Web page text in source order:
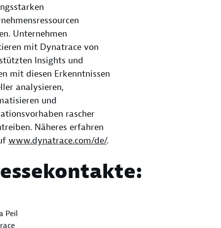
Unternehmen
mit Dynatrace von
Insights und
mit diesen Erkenntnissen
analysieren,
und
rascher
Näheres erfahren
www.dynatrace.com/de/.
Peil